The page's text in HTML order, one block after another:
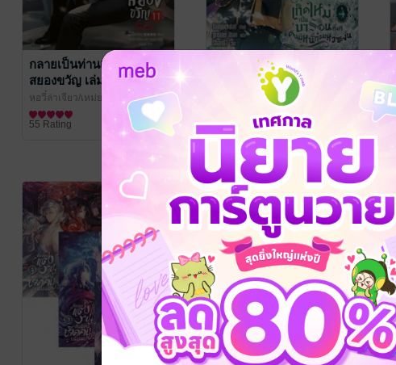
กลายเป็นท่านเทพในเกม
สยองขวัญ เล่ม 11
หูอวี๋ล่าเจียว/เหม่ยเจวียน และ เห
อมู่/ Lilac Novel
นิยายวาย Boy Love / Yaoi
55 Rating
Sweetie, Sweetie,
Sweetie เกิดใหม่เป็น
บารอนทั้งที ดันมีหนี้ท่วมหัว
ซะงั้น เล่ม 4 (จบ)
Damjuckdan / greater than
2 Rating
-39%